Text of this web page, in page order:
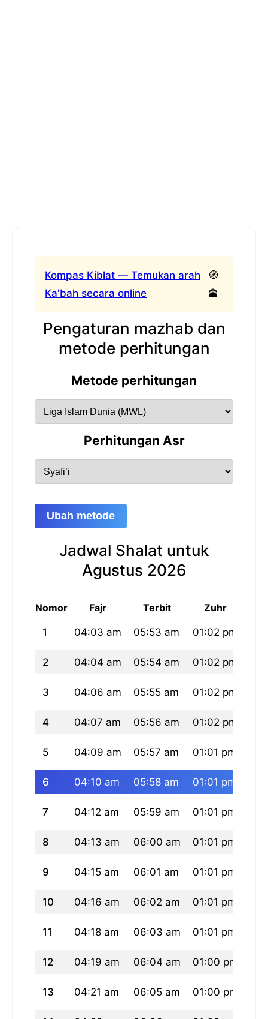
Kompas Kiblat — Temukan arah
Ka'bah secara online
🧭
🕋
Pengaturan mazhab dan
metode perhitungan
Metode perhitungan
Perhitungan Asr
Ubah metode
Jadwal Shalat untuk
Agustus 2026
Nomor Fajr Terbit Zuhr
1 04:03 am 05:53 am 01:02 pm
2 04:04 am 05:54 am 01:02 pm
3 04:06 am 05:55 am 01:02 pm
4 04:07 am 05:56 am 01:02 pm
5 04:09 am 05:57 am 01:01 pm
6 04:10 am 05:58 am 01:01 pm
7 04:12 am 05:59 am 01:01 pm
8 04:13 am 06:00 am 01:01 pm
9 04:15 am 06:01 am 01:01 pm
10 04:16 am 06:02 am 01:01 pm
11 04:18 am 06:03 am 01:01 pm
12 04:19 am 06:04 am 01:00 pm
13 04:21 am 06:05 am 01:00 pm